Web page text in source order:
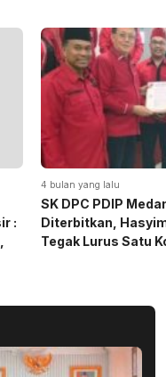
5 bulan yang lalu
Momen Haru
Gerindra Sumut
Sembako kepada